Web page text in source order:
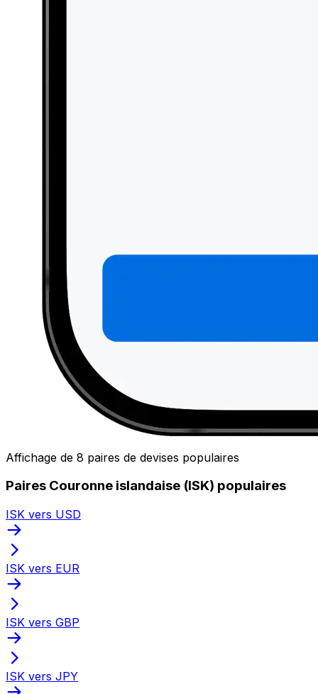
Affichage de 8 paires de devises populaires
Paires Couronne islandaise (ISK) populaires
ISK vers USD
ISK vers EUR
ISK vers GBP
ISK vers JPY